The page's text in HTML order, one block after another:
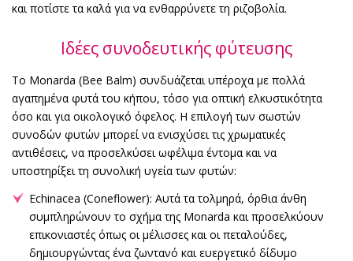
και ποτίστε τα καλά για να ενθαρρύνετε τη ριζοβολία.
Ιδέες συνοδευτικής φύτευσης
Το Monarda (Bee Balm) συνδυάζεται υπέροχα με πολλά
αγαπημένα φυτά του κήπου, τόσο για οπτική ελκυστικότητα
όσο και για οικολογικό όφελος. Η επιλογή των σωστών
συνοδών φυτών μπορεί να ενισχύσει τις χρωματικές
αντιθέσεις, να προσελκύσει ωφέλιμα έντομα και να
υποστηρίξει τη συνολική υγεία των φυτών:
Echinacea (Coneflower): Αυτά τα τολμηρά, όρθια άνθη
συμπληρώνουν το σχήμα της Monarda και προσελκύουν
επικονιαστές όπως οι μέλισσες και οι πεταλούδες,
δημιουργώντας ένα ζωντανό και ευεργετικό δίδυμο